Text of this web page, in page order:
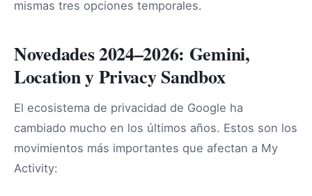
mismas tres opciones temporales.
Novedades 2024–2026: Gemini,
Location y Privacy Sandbox
El ecosistema de privacidad de Google ha
cambiado mucho en los últimos años. Estos son los
movimientos más importantes que afectan a My
Activity: